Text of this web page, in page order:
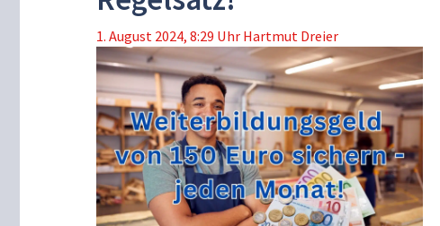
1. August 2024, 8:29 Uhr Hartmut Dreier